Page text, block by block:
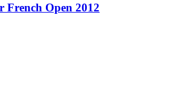
French Open 2012